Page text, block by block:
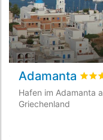
Adamanta
Hafen im Adamanta
Griechenland